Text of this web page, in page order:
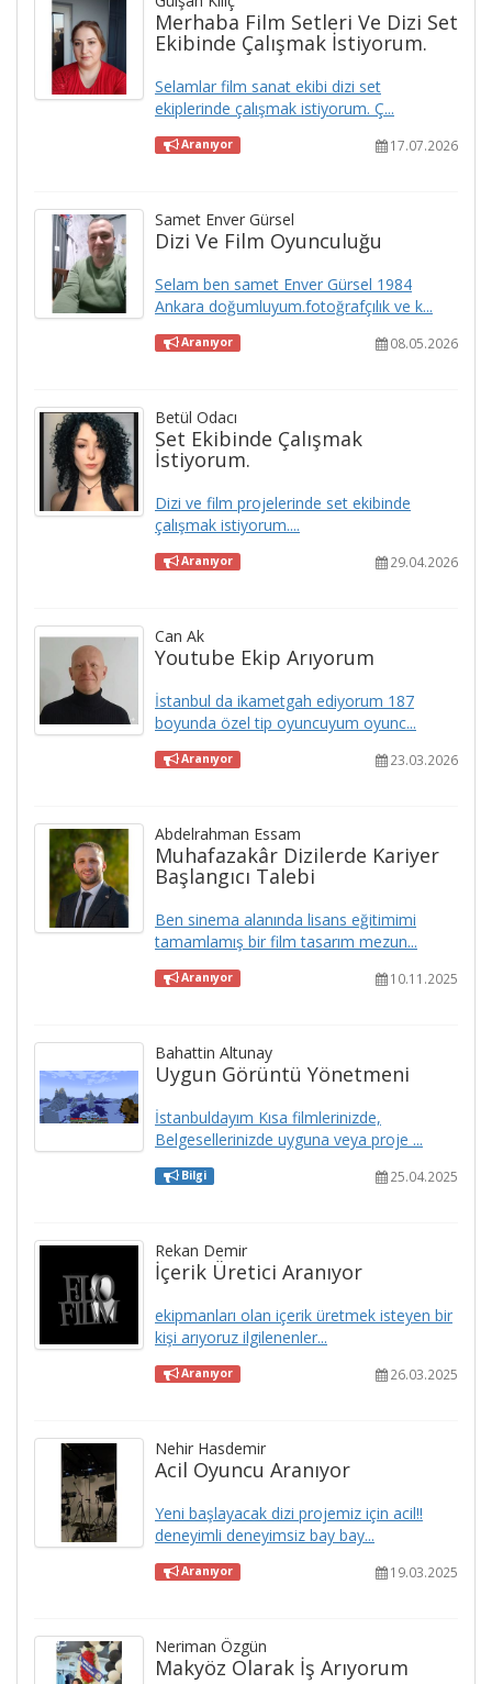
Merhaba Film Setleri Ve Dizi Set
Ekibinde Çalışmak İstiyorum.
Selamlar film sanat ekibi dizi set
ekiplerinde çalışmak istiyorum. Ç...
Aranıyor 17.07.2026
Samet Enver Gürsel
Dizi Ve Film Oyunculuğu
Selam ben samet Enver Gürsel 1984
Ankara doğumluyum.fotoğrafçılık ve k...
Aranıyor 08.05.2026
Betül Odacı
Set Ekibinde Çalışmak
İstiyorum.
Dizi ve film projelerinde set ekibinde
çalışmak istiyorum....
Aranıyor 29.04.2026
Can Ak
Youtube Ekip Arıyorum
İstanbul da ikametgah ediyorum 187
boyunda özel tip oyuncuyum oyunc...
Aranıyor 23.03.2026
Abdelrahman Essam
Muhafazakâr Dizilerde Kariyer
Başlangıcı Talebi
Ben sinema alanında lisans eğitimimi
tamamlamış bir film tasarım mezun...
Aranıyor 10.11.2025
Bahattin Altunay
Uygun Görüntü Yönetmeni
İstanbuldayım Kısa filmlerinizde,
Belgesellerinizde uyguna veya proje ...
Bilgi 25.04.2025
Rekan Demir
İçerik Üretici Aranıyor
ekipmanları olan içerik üretmek isteyen bir
kişi arıyoruz ilgilenenler...
Aranıyor 26.03.2025
Nehir Hasdemir
Acil Oyuncu Aranıyor
Yeni başlayacak dizi projemiz için acil!!
deneyimli deneyimsiz bay bay...
Aranıyor 19.03.2025
Neriman Özgün
Makyöz Olarak İş Arıyorum